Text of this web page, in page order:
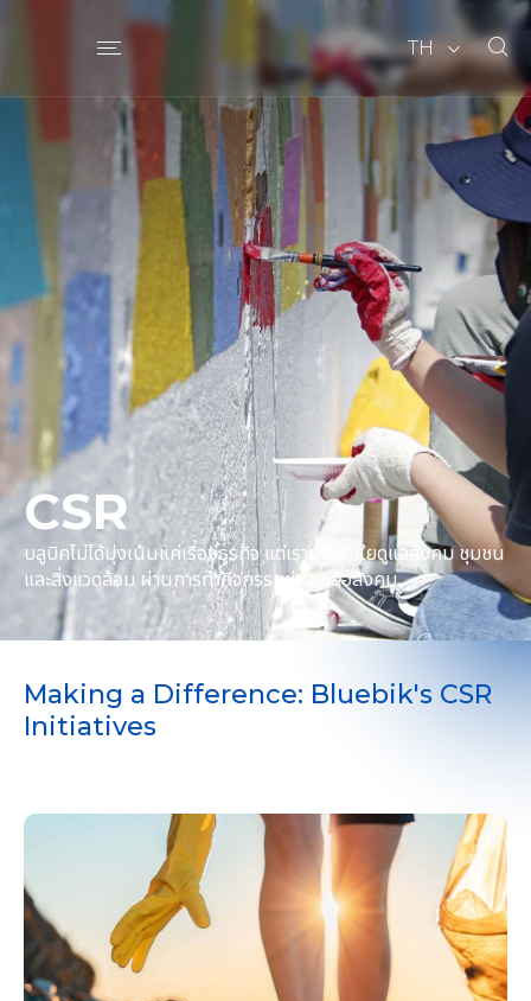
TH
CSR
บลูบิคไม่ได้มุ่งเน้นแค่เรื่องธุรกิจ แต่เรายังห่วงใยดูแลสังคม ชุมชน
และสิ่งแวดล้อม ผ่านการทำกิจกรรมช่วยเหลือสังคม
Making a Difference: Bluebik's CSR
Initiatives